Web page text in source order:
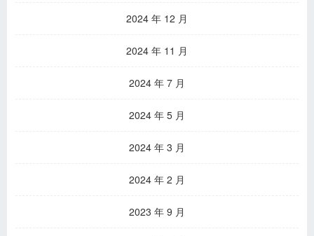
2024 年 12 月
2024 年 11 月
2024 年 7 月
2024 年 5 月
2024 年 3 月
2024 年 2 月
2023 年 9 月